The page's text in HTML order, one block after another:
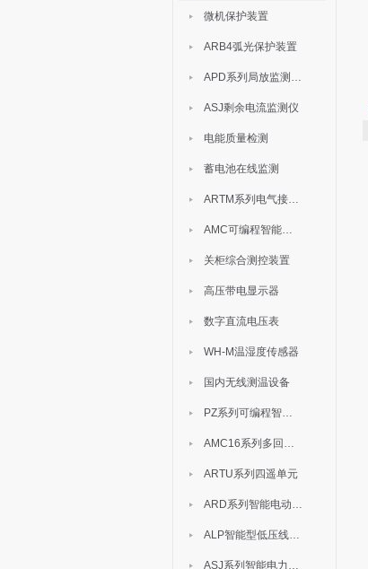
微机保护装置
ARB4弧光保护装置
APD系列局放监测装置
ASJ剩余电流监测仪
电能质量检测
蓄电池在线监测
ARTM系列电气接点测温装置
AMC可编程智能电测表
关柜综合测控装置
高压带电显示器
数字直流电压表
WH-M温湿度传感器
国内无线测温设备
PZ系列可编程智能表
AMC16系列多回路监控装置
ARTU系列四遥单元
ARD系列智能电动机保护器
ALP智能型低压线路保护装置
ASJ系列智能电力继电器